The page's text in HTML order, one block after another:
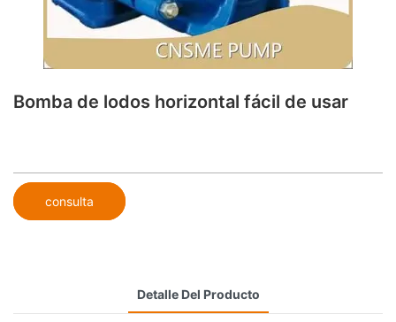
Bomba de lodos horizontal fácil de usar
consulta
Detalle Del Producto